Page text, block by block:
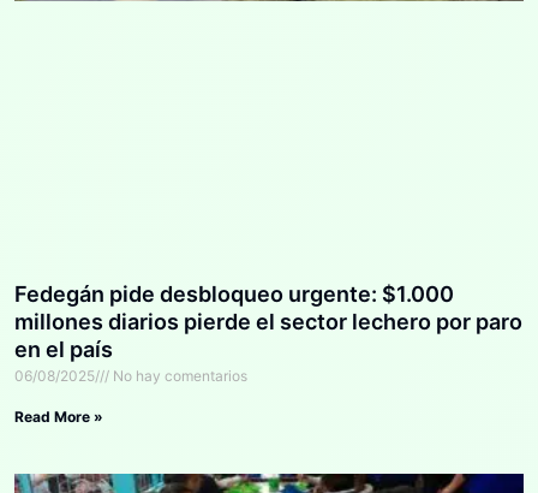
Fedegán pide desbloqueo urgente: $1.000
millones diarios pierde el sector lechero por paro
en el país
06/08/2025 No hay comentarios
Read More »